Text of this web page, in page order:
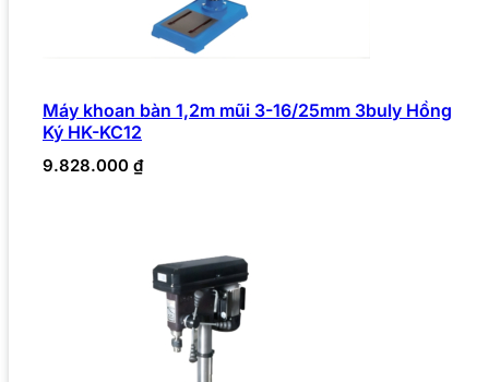
Máy khoan bàn 1,2m mũi 3-16/25mm 3buly Hồng
Ký HK-KC12
9.828.000 ₫